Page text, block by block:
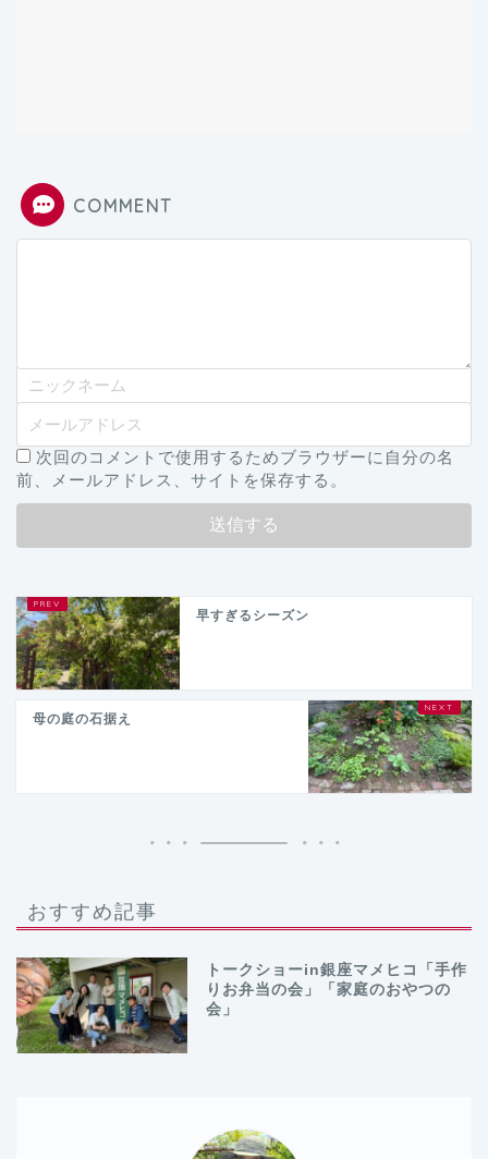
COMMENT
次回のコメントで使用するためブラウザーに自分の名
前、メールアドレス、サイトを保存する。
早すぎるシーズン
母の庭の石据え
おすすめ記事
トークショーin銀座マメヒコ「手作
りお弁当の会」「家庭のおやつの
会」